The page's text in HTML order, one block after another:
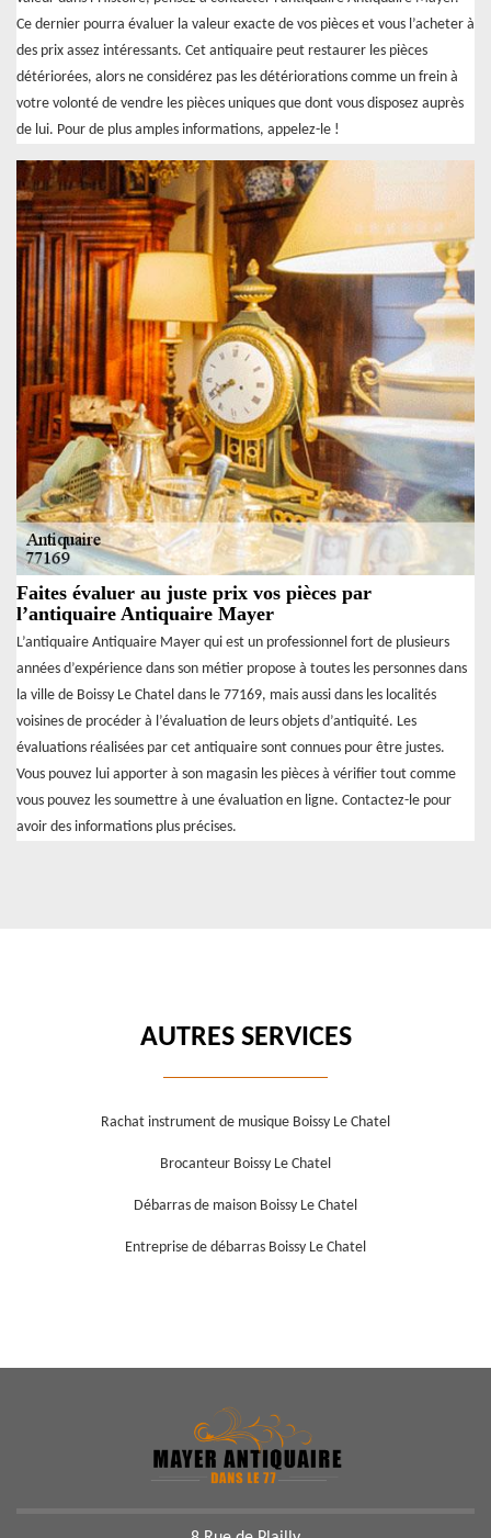
Ce dernier pourra évaluer la valeur exacte de vos pièces et vous l’acheter à
des prix assez intéressants. Cet antiquaire peut restaurer les pièces
détériorées, alors ne considérez pas les détériorations comme un frein à
votre volonté de vendre les pièces uniques que dont vous disposez auprès
de lui. Pour de plus amples informations, appelez-le !
Faites évaluer au juste prix vos pièces par
l’antiquaire Antiquaire Mayer
L’antiquaire Antiquaire Mayer qui est un professionnel fort de plusieurs
années d’expérience dans son métier propose à toutes les personnes dans
la ville de Boissy Le Chatel dans le 77169, mais aussi dans les localités
voisines de procéder à l’évaluation de leurs objets d’antiquité. Les
évaluations réalisées par cet antiquaire sont connues pour être justes.
Vous pouvez lui apporter à son magasin les pièces à vérifier tout comme
vous pouvez les soumettre à une évaluation en ligne. Contactez-le pour
avoir des informations plus précises.
AUTRES SERVICES
Rachat instrument de musique Boissy Le Chatel
Brocanteur Boissy Le Chatel
Débarras de maison Boissy Le Chatel
Entreprise de débarras Boissy Le Chatel